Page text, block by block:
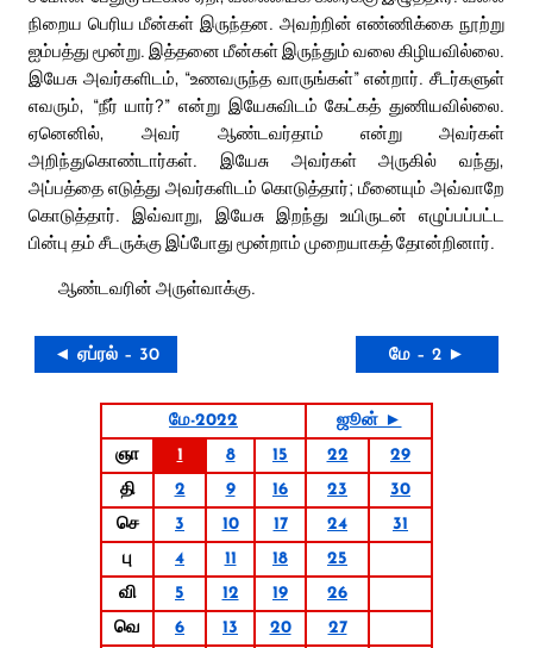
நிறைய பெரிய மீன்கள் இருந்தன. அவற்றின் எண்ணிக்கை நூற்று
ஐம்பத்து மூன்று. இத்தனை மீன்கள் இருந்தும் வலை கிழியவில்லை.
இயேசு அவர்களிடம், “உணவருந்த வாருங்கள்” என்றார். சீடர்களுள்
எவரும், “நீர் யார்?” என்று இயேசுவிடம் கேட்கத் துணியவில்லை.
ஏனெனில், அவர் ஆண்டவர்தாம் என்று அவர்கள்
அறிந்துகொண்டார்கள். இயேசு அவர்கள் அருகில் வந்து,
அப்பத்தை எடுத்து அவர்களிடம் கொடுத்தார்; மீனையும் அவ்வாறே
கொடுத்தார். இவ்வாறு, இயேசு இறந்து உயிருடன் எழுப்பப்பட்ட
பின்பு தம் சீடருக்கு இப்போது மூன்றாம் முறையாகத் தோன்றினார்.
ஆண்டவரின் அருள்வாக்கு.
◄ ஏப்ரல் – 30 மே – 2 ►
மே-2022
ஜூன் ►
ஞா
1 8 15 22
29
தி
2 9 16 23
30
செ
3 10 17 24
31
பு
4 11 18
25
வி
5 12 19
26
வெ
6 13 20
27